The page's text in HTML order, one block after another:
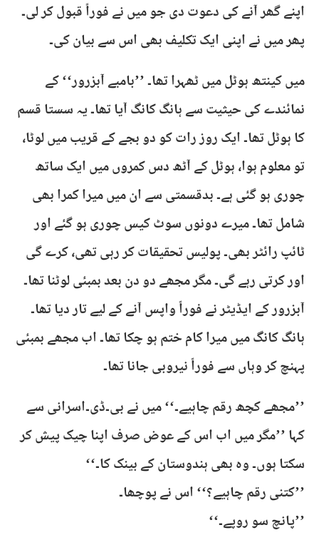
اپنے گھر آنے کی دعوت دی جو میں نے فوراً قبول کر لی۔
پھر میں نے اپنی ایک تکلیف بھی اس سے بیان کی۔
میں کینتھ ہوٹل میں ٹھہرا تھا۔ ’’بامبے آبزرور‘‘ کے
نمائندے کی حیثیت سے ہانگ کانگ آیا تھا۔ یہ سستا قسم
کا ہوٹل تھا۔ ایک روز رات کو دو بجے کے قریب میں لوٹا،
تو معلوم ہوا، ہوٹل کے آٹھ دس کمروں میں ایک ساتھ
چوری ہو گئی ہے۔ بدقسمتی سے ان میں میرا کمرا بھی
شامل تھا۔ میرے دونوں سوٹ کیس چوری ہو گئے اور
ٹائپ رائٹر بھی۔ پولیس تحقیقات کر رہی تھی، کرے گی
اور کرتی رہے گی۔ مگر مجھے دو دن بعد بمبئی لوٹنا تھا۔
آبزرور کے ایڈیٹر نے فوراً واپس آنے کے لیے تار دیا تھا۔
ہانگ کانگ میں میرا کام ختم ہو چکا تھا۔ اب مجھے بمبئی
پہنچ کر وہاں سے فوراً نیروبی جانا تھا۔
’’مجھے کچھ رقم چاہیے۔‘‘ میں نے بی۔ڈی۔اسرانی سے
کہا ’’مگر میں اب اس کے عوض صرف اپنا چیک پیش کر
سکتا ہوں۔ وہ بھی ہندوستان کے بینک کا۔‘‘
’’کتنی رقم چاہیے؟‘‘ اس نے پوچھا۔
’’پانچ سو روپے۔‘‘